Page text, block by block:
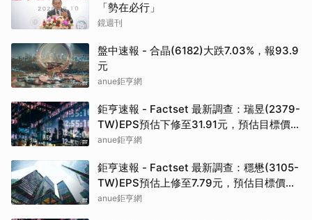
「勢在必行」
鏡週刊
盤中速報 - 合晶(6182)大跌7.03%，報93.9
元
anue鉅亨網
鉅亨速報 - Factset 最新調查：瑞昱(2379-
TW)EPS預估下修至31.91元，預估目標價為
723.5元
anue鉅亨網
鉅亨速報 - Factset 最新調查：穩懋(3105-
TW)EPS預估上修至7.79元，預估目標價為
395元
anue鉅亨網